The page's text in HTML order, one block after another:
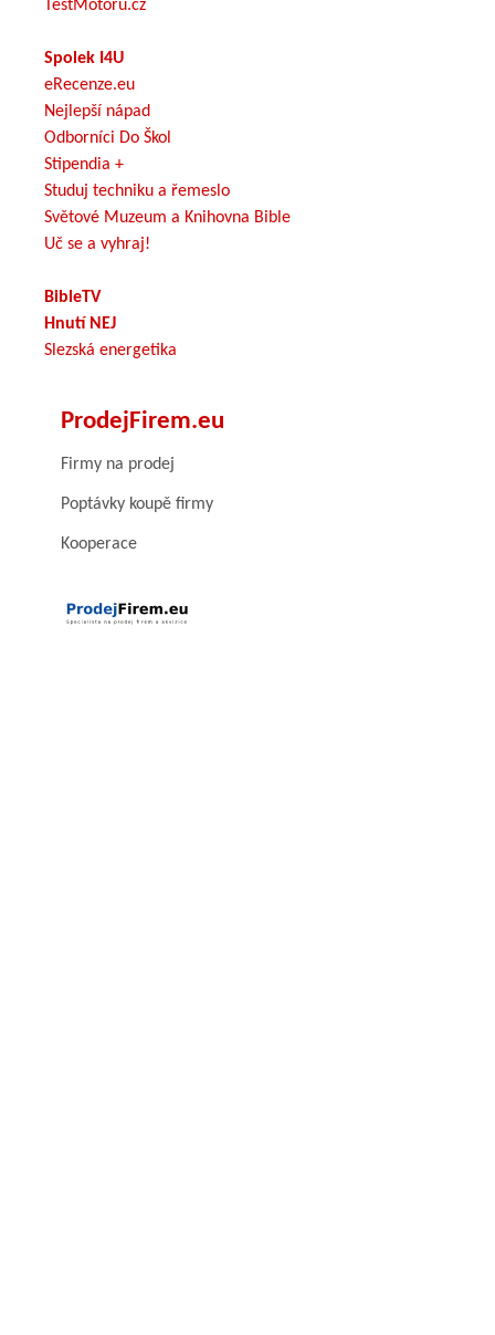
TestMotoru.cz
Spolek I4U
eRecenze.eu
Nejlepší nápad
Odborníci Do Škol
Stipendia +
Studuj techniku a řemeslo
Světové Muzeum a Knihovna Bible
Uč se a vyhraj!
BibleTV
Hnutí NEJ
Slezská energetika
ProdejFirem.eu
Firmy na prodej
Poptávky koupě firmy
Kooperace